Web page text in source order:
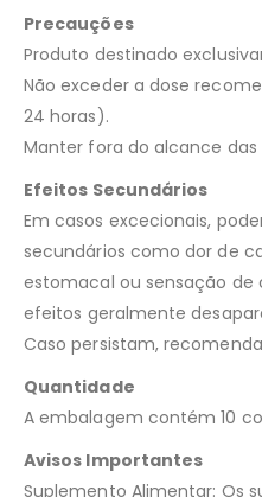
Precauções
Produto destinado
Não exceder a dose
24 horas).
Manter fora do alcance das
Efeitos Secundários
Em casos excecionais,
secundários como dor de
estomacal ou sensação de
efeitos geralmente
Caso persistam,
Quantidade
A embalagem contém 10
Avisos Importantes
Suplemento Alimentar: Os